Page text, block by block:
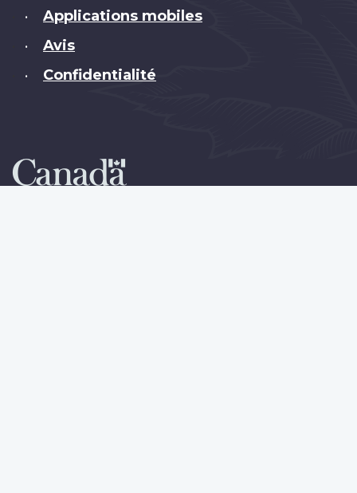
• Applications mobiles
• Avis
• Confidentialité